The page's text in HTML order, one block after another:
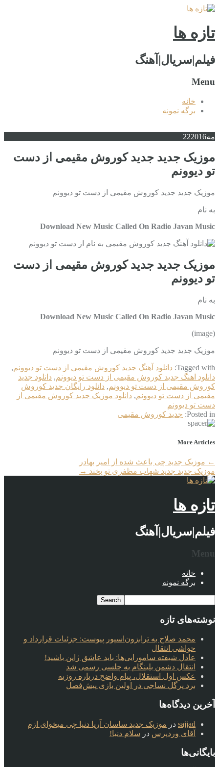
تازه ها
فیلم|سریال|آهنگ
Menu
خانه
برگه نمونه
مه 222016
موزیک جدید جديد کوروش مقیمی از دست
تو دیوونم
موزیک جدید جديد کوروش مقیمی از دست تو دیوونم
به نام
Download New Music Called On Radio Javan Music
موزیک جدید جديد کوروش مقیمی از دست
تو دیوونم
به نام
Download New Music Called On Radio Javan Music
(image)
موزیک جدید جديد کوروش مقیمی از دست تو دیوونم
Tagged with: دانلود آهنگ جديد کوروش مقیمی از دست تو دیوونم,
دانلود اهنگ جديد کوروش مقیمی از دست تو دیوونم, دانلود جديد
کوروش مقیمی از دست تو دیوونم, دانلود رایگان جديد کوروش
مقیمی از دست تو دیوونم, دانلود موزیک جديد کوروش مقیمی از
دست تو دیوونم
Posted in: جديد کوروش مقیمی
More Articles
← موزیک جدید چی باعث شده از امیر بهادر
موزیک جدید جديد شهاب مظفری تو بخند →
تازه ها
فیلم|سریال|آهنگ
Menu
خانه
برگه نمونه
نوشته‌های تازه
محمد صلاح به ترابزون‌اسپور پیوست: جزئیات قرارداد و
حواشی انتقال
عادل شیفته سامورایی‌ها: باید عاشق ژاپن باشید!
انتقال دشمن بلینگام به چلسی رسمی شد
عکس اول استقلال، پیام واضح درباره روزبه
برد پرگل نساجی در اولین بازی پیش‌فصل
آخرین دیدگاه‌ها
sajjad در موزیک جدید ساسان آریا دنیا چی میخوای ازم
آقای وردپرس در سلام دنیا!
بایگانی‌ها